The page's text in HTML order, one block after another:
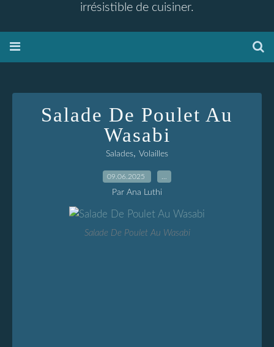
irrésistible de cuisiner.
Salade De Poulet Au
Wasabi
Salades, Volailles
09.06.2025
Par Ana Luthi
Salade De Poulet Au Wasabi